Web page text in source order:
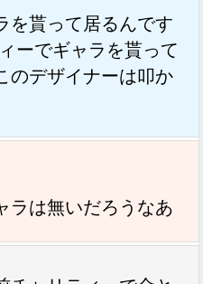
を貰って居るんです
ーでギャラを貰って
のデザイナーは叩か
ラは無いだろうなあ